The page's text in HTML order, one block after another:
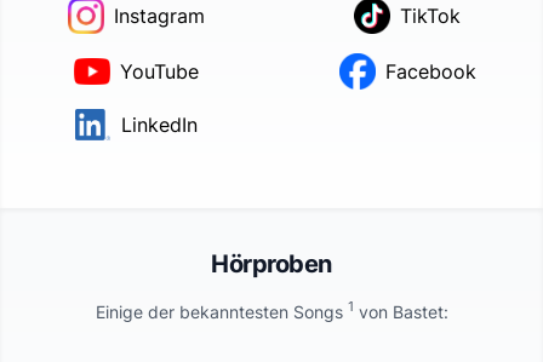
Instagram TikTok
YouTube Facebook
LinkedIn
Hörproben
Einige der bekanntesten Songs 1 von Bastet: